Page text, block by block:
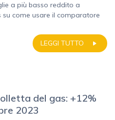
a più basso reddito a
su come usare il comparatore
LEGGI TUTTO
del gas: +12%
2023